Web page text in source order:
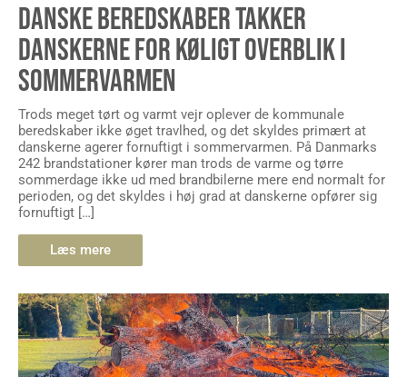
DANSKE BEREDSKABER TAKKER
DANSKERNE FOR KØLIGT OVERBLIK I
SOMMERVARMEN
Trods meget tørt og varmt vejr oplever de kommunale
beredskaber ikke øget travlhed, og det skyldes primært at
danskerne agerer fornuftigt i sommervarmen. På Danmarks
242 brandstationer kører man trods de varme og tørre
sommerdage ikke ud med brandbilerne mere end normalt for
perioden, og det skyldes i høj grad at danskerne opfører sig
fornuftigt […]
Læs mere